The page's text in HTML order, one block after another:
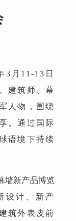
3月11-13日
建筑师、幕
人物，围绕
。通过国际
语境下持续
墙新产品博览
设计、新产
筑外表皮前